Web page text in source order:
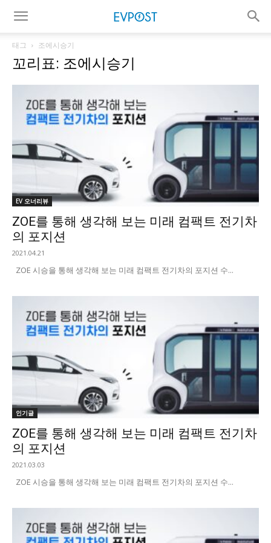
태그 조에시승기
꼬리표: 조에시승기
EV 오너리뷰
ZOE를 통해 생각해 보는 미래 컴팩트 전기차
의 포지션
2021.04.21
ZOE 시승을 통해 생각해 보는 미래 컴팩트 전기차의 포지션 수...
인기글
ZOE를 통해 생각해 보는 미래 컴팩트 전기차
의 포지션
2021.03.03
ZOE 시승을 통해 생각해 보는 미래 컴팩트 전기차의 포지션 수...